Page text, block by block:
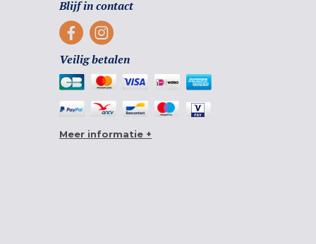
Blijf in contact
Veilig betalen
Meer informatie +